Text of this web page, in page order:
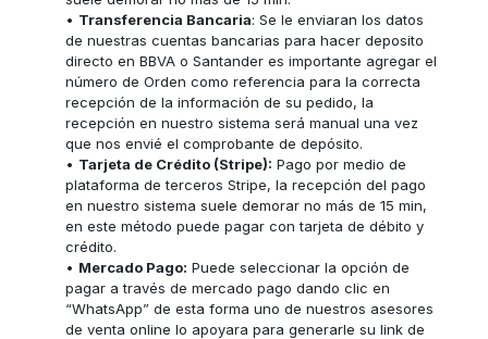
• Transferencia Bancaria: Se le enviaran los datos
de nuestras cuentas bancarias para hacer deposito
directo en BBVA o Santander es importante agregar el
número de Orden como referencia para la correcta
recepción de la información de su pedido, la
recepción en nuestro sistema será manual una vez
que nos envié el comprobante de depósito.
• Tarjeta de Crédito (Stripe): Pago por medio de
plataforma de terceros Stripe, la recepción del pago
en nuestro sistema suele demorar no más de 15 min,
en este método puede pagar con tarjeta de débito y
crédito.
• Mercado Pago: Puede seleccionar la opción de
pagar a través de mercado pago dando clic en
“WhatsApp” de esta forma uno de nuestros asesores
de venta online lo apoyara para generarle su link de